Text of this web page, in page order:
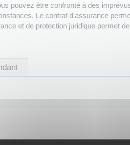
pouvez être confronté à des
Le contrat d'assurance
et de protection juridique permet